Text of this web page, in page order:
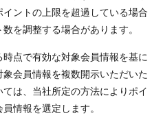
ントの上限を超過している場合
を調整する場合があります。
点で有効な対象会員情報を基に
会員情報を複数開示いただいた
は、当社所定の方法によりポイ
情報を選定します。